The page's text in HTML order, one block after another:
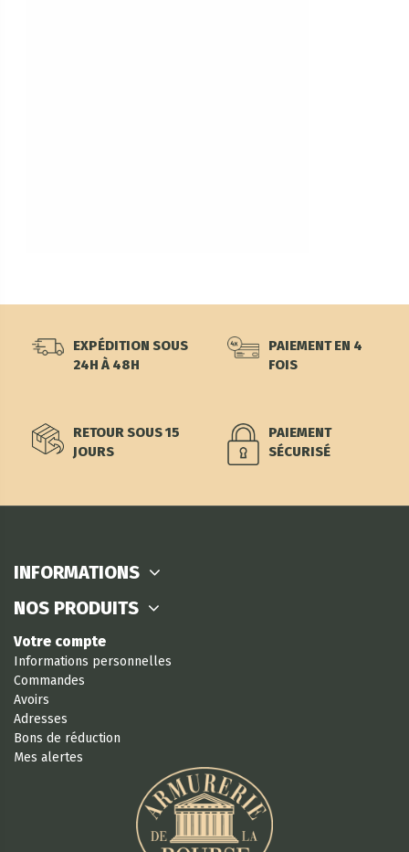
EXPÉDITION SOUS
24H À 48H
PAIEMENT EN 4
FOIS
RETOUR SOUS 15
JOURS
PAIEMENT
SÉCURISÉ
INFORMATIONS
NOS PRODUITS
Votre compte
Informations personnelles
Commandes
Avoirs
Adresses
Bons de réduction
Mes alertes